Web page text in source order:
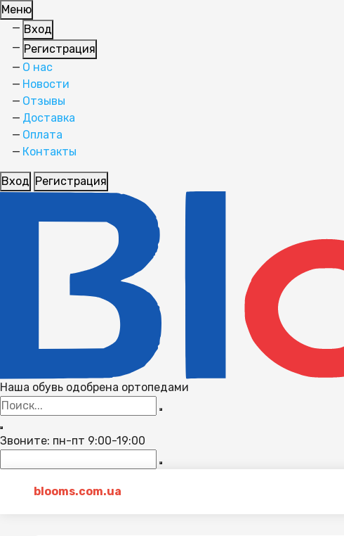
Меню
Вход
Регистрация
О нас
Новости
Отзывы
Доставка
Оплата
Контакты
Вход Регистрация
Наша обувь одобрена ортопедами
Звоните: пн-пт 9:00-19:00
blooms.com.ua